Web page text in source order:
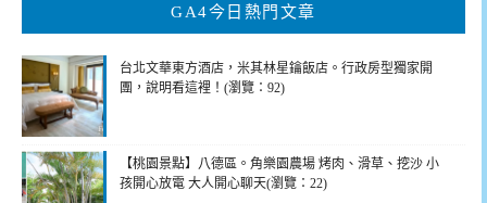
GA4今日熱門文章
台北文華東方酒店，米其林星鑰飯店。行政房型獨家開
團，說明看這裡！(瀏覽：92)
【桃園景點】八德區。角樂園農場 烤肉、滑草、挖沙 小
孩開心放電 大人開心聊天(瀏覽：22)